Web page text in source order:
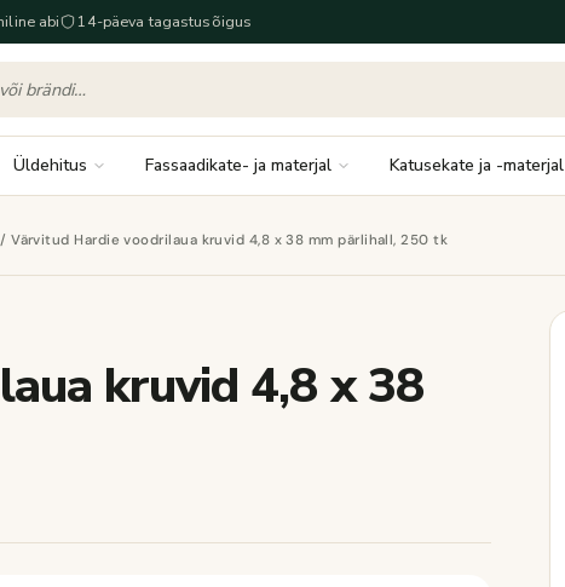
abi 14-päeva tagastusõigus
Üldehitus Fassaadikate- ja materjal Katusekate ja -materjal
/ Värvitud Hardie voodrilaua kruvid 4,8 x 38 mm pärlihall, 250 tk
kruvid 4,8 x 38